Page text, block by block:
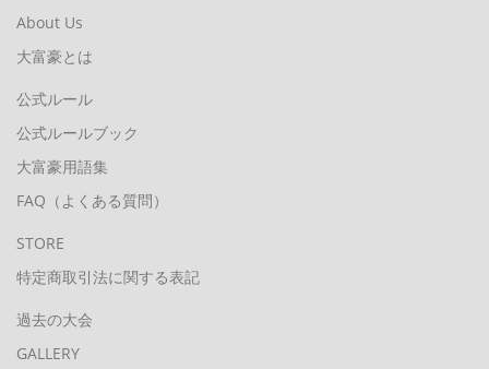
About Us
大富豪とは
公式ルール
公式ルールブック
大富豪用語集
FAQ（よくある質問）
STORE
特定商取引法に関する表記
過去の大会
GALLERY